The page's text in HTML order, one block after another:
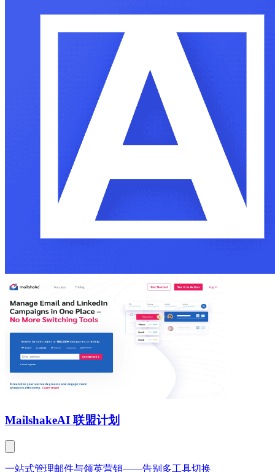
MailshakeAI 联盟计划
一站式管理邮件与领英营销——告别多工具切换